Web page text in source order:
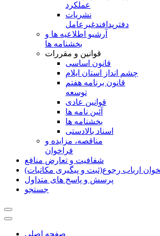
عملکرد
نشريات
دفترپدافندغيرعامل
آرشیو اطلاعیه ها و
بخشنامه ها
قوانین و مقررات
قانون اساسی
چشم انداز استان ایلام
قانون برنامه هفتم
توسعه
قوانین عادی
آئین نامه ها
بخشنامه ها
اسناد بالادستی
مناقصه، مزایده و
فراخوان
شفافیت و تعارض منافع
ارباب رجوع(ثبت و پیگیری مکاتبات)
پرسش و پاسخ های متداول
جستجو
صفحه اصلی